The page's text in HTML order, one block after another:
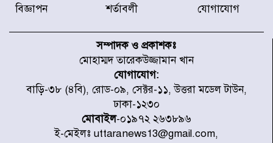
বরাদ্দের ঘোষণা স্থানীয় সরকার মন্ত্রীর
জুলাই জাদুঘর ঘুরে দেখলেন এনসিপি
নেতারা
যুক্তরাষ্ট্রে দাবানল নেভাতে গিয়ে
বিজ্ঞাপন শর্তাবলী যোগাযোগ
সম্পাদক ও প্রকাশকঃ
মোহাম্মদ তারেকউজ্জামান খান
যোগাযোগ:
বাড়ি-৩৮ (৪বি), রোড-০৯, সেক্টর-১১, উত্তরা মডেল টাউন,
ঢাকা-১২৩০
মোবাইল-০১৯৭২ ২৬৩৮৯৬
ই-মেইলঃ uttaranews13@gmail.com,